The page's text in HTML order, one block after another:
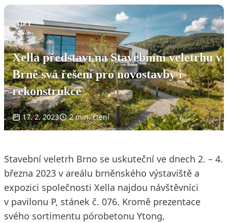
TIPY
Xella představí na Stavebním veletrhu v
Brně svá řešení pro novostavby i
rekonstrukce
17. 2. 2023 2 min. čtení
Stavební veletrh Brno se uskuteční ve dnech 2. – 4.
března 2023 v areálu brněnského výstaviště a
expozici společnosti Xella najdou návštěvníci
v pavilonu P, stánek č. 076. Kromě prezentace
svého sortimentu pórobetonu Ytong,